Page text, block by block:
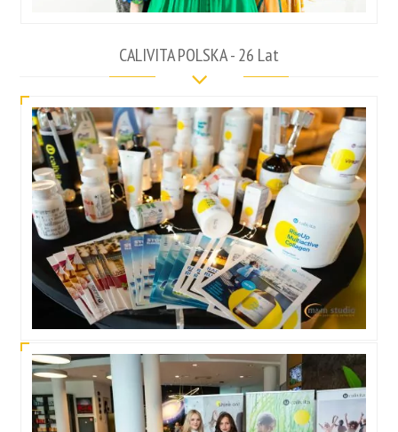
CALIVITA POLSKA - 26 Lat